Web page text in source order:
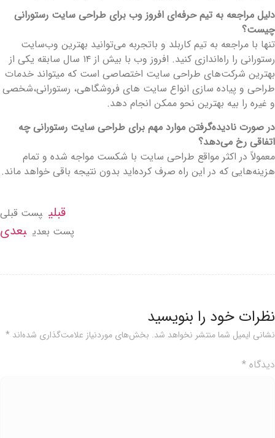
دلیل مراجعه به تیم حرفه‌ای افروز وب برای طراحی سایت رستورانی
چیست؟
تنها با مراجعه به تیم کاربلد و باتجربه می‌توانید بهترین وب‌سایت
رستورانی را راه‌اندازی کنید. افروز وب با بیش از ۱۴ سال سابقه یکی از
بهترین شرکت‌های طراحی سایت اختصاصی است که میتواند خدمات
طراحی و پیاده سازی انواع سایت های فروشگاهی، رستورانی،شخصی
و غیره را بیه بهترین نحو ممکن انجام دهد.
در صورت نادیده‌گرفتن موارد مهم برای طراحی سایت رستورانی چه
اتفاقی رخ می‌دهد؟
معمولاً در اکثر مواقع طراحی سایت با شکست مواجه شده و تمام
هزینه‌هایی که در این راه صرف کرده‌اید بدون نتیجه باقی خواهد ماند.
قبلی پست قبلی
پست بعدی بعدی
نظرات خود را بنویسید
نشانی ایمیل شما منتشر نخواهد شد. بخش‌های موردنیاز علامت‌گذاری شده‌اند *
دیدگاه *